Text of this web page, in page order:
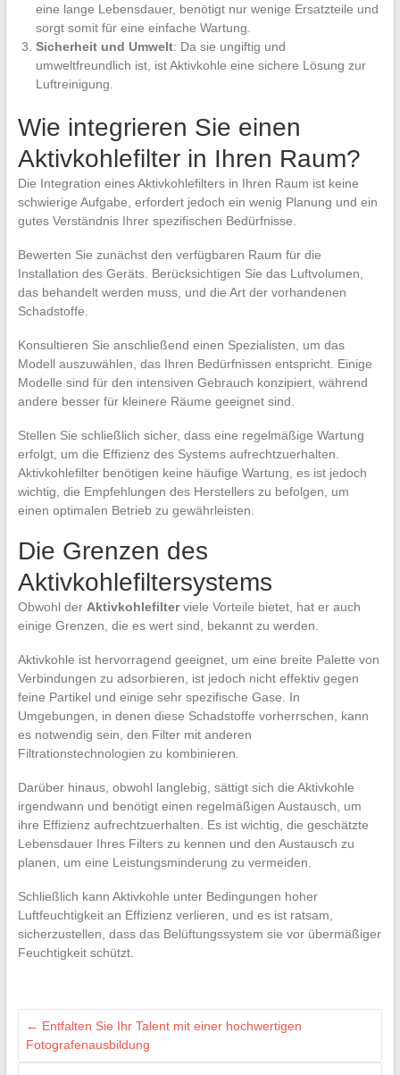
eine lange Lebensdauer, benötigt nur wenige Ersatzteile und
sorgt somit für eine einfache Wartung.
Sicherheit und Umwelt: Da sie ungiftig und
umweltfreundlich ist, ist Aktivkohle eine sichere Lösung zur
Luftreinigung.
Wie integrieren Sie einen
Aktivkohlefilter in Ihren Raum?
Die Integration eines Aktivkohlefilters in Ihren Raum ist keine
schwierige Aufgabe, erfordert jedoch ein wenig Planung und ein
gutes Verständnis Ihrer spezifischen Bedürfnisse.
Bewerten Sie zunächst den verfügbaren Raum für die
Installation des Geräts. Berücksichtigen Sie das Luftvolumen,
das behandelt werden muss, und die Art der vorhandenen
Schadstoffe.
Konsultieren Sie anschließend einen Spezialisten, um das
Modell auszuwählen, das Ihren Bedürfnissen entspricht. Einige
Modelle sind für den intensiven Gebrauch konzipiert, während
andere besser für kleinere Räume geeignet sind.
Stellen Sie schließlich sicher, dass eine regelmäßige Wartung
erfolgt, um die Effizienz des Systems aufrechtzuerhalten.
Aktivkohlefilter benötigen keine häufige Wartung, es ist jedoch
wichtig, die Empfehlungen des Herstellers zu befolgen, um
einen optimalen Betrieb zu gewährleisten.
Die Grenzen des
Aktivkohlefiltersystems
Obwohl der Aktivkohlefilterviele Vorteile bietet, hat er auch
einige Grenzen, die es wert sind, bekannt zu werden.
Aktivkohle ist hervorragend geeignet, um eine breite Palette von
Verbindungen zu adsorbieren, ist jedoch nicht effektiv gegen
feine Partikel und einige sehr spezifische Gase. In
Umgebungen, in denen diese Schadstoffe vorherrschen, kann
es notwendig sein, den Filter mit anderen
Filtrationstechnologien zu kombinieren.
Darüber hinaus, obwohl langlebig, sättigt sich die Aktivkohle
irgendwann und benötigt einen regelmäßigen Austausch, um
ihre Effizienz aufrechtzuerhalten. Es ist wichtig, die geschätzte
Lebensdauer Ihres Filters zu kennen und den Austausch zu
planen, um eine Leistungsminderung zu vermeiden.
Schließlich kann Aktivkohle unter Bedingungen hoher
Luftfeuchtigkeit an Effizienz verlieren, und es ist ratsam,
sicherzustellen, dass das Belüftungssystem sie vor übermäßiger
Feuchtigkeit schützt.
← Entfalten Sie Ihr Talent mit einer hochwertigen
Fotografenausbildung